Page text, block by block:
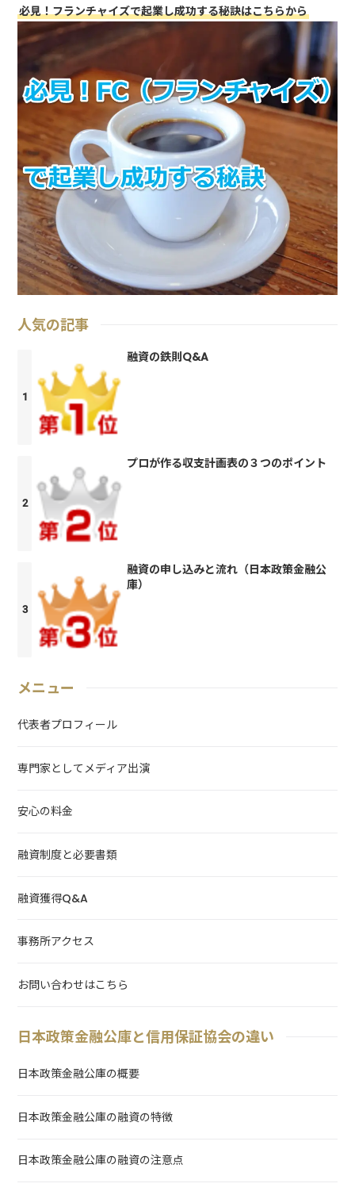
必見！フランチャイズで起業し成功する秘訣はこちらから
人気の記事
融資の鉄則Q&A
プロが作る収支計画表の３つのポイント
融資の申し込みと流れ（日本政策金融公
庫）
メニュー
代表者プロフィール
専門家としてメディア出演
安心の料金
融資制度と必要書類
融資獲得Q&A
事務所アクセス
お問い合わせはこちら
日本政策金融公庫と信用保証協会の違い
日本政策金融公庫の概要
日本政策金融公庫の融資の特徴
日本政策金融公庫の融資の注意点